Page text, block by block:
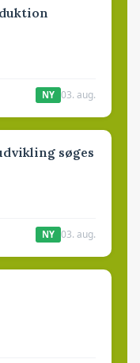
NY 03. aug.
søges
NY 03. aug.